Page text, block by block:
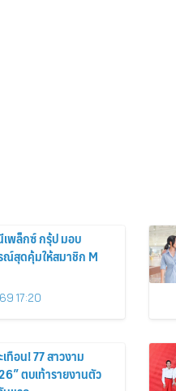
เพล็กซ์ กรุ้ป มอบ
ณ์สุดคุ้มให้สมาชิก M
17:20
ทือน! 77 สาวงาม
ตบเท้ารายงานตัว